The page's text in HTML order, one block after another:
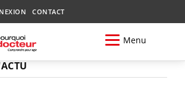
CONTACT
Menu